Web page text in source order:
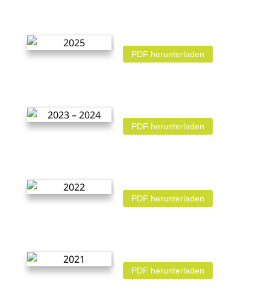
PDF herunterladen
PDF herunterladen
PDF herunterladen
PDF herunterladen